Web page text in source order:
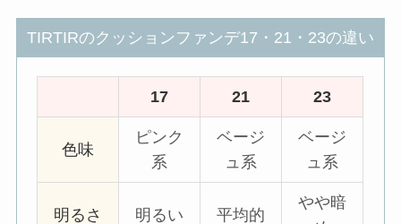
TIRTIRのクッションファンデ17・21・23の違い
17 21 23
色味
ピンク
系
ベージ
ュ系
ベージ
ュ系
明るさ 明るい 平均的
やや暗